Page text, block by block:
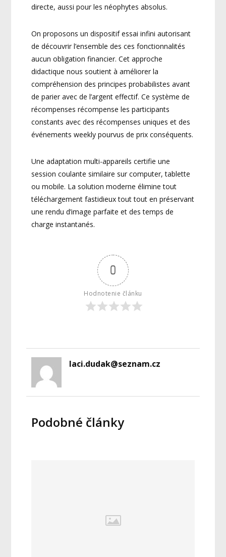
directe, aussi pour les néophytes absolus.
On proposons un dispositif essai infini autorisant
de découvrir l’ensemble des ces fonctionnalités
aucun obligation financier. Cet approche
didactique nous soutient à améliorer la
compréhension des principes probabilistes avant
de parier avec de l’argent effectif. Ce système de
récompenses récompense les participants
constants avec des récompenses uniques et des
événements weekly pourvus de prix conséquents.
Une adaptation multi-appareils certifie une
session coulante similaire sur computer, tablette
ou mobile. La solution moderne élimine tout
téléchargement fastidieux tout tout en préservant
une rendu d’image parfaite et des temps de
charge instantanés.
0
Hodnotenie článku
laci.dudak@seznam.cz
Podobné články